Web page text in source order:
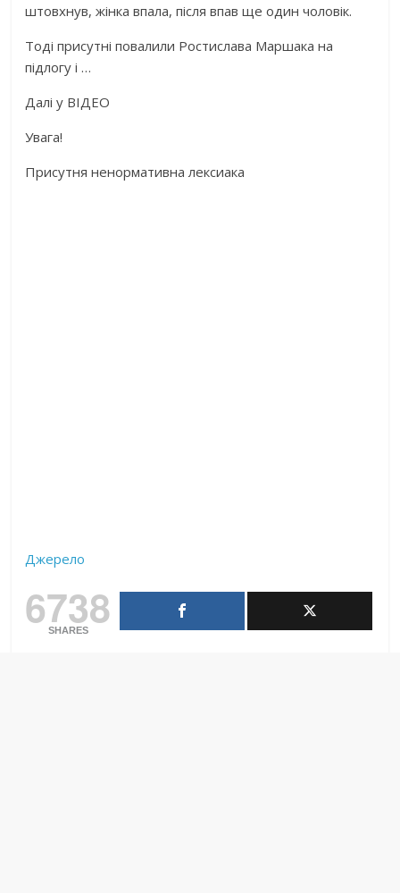
штовхнув, жінка впала, після впав ще один чоловік.
Тоді присутні повалили Ростислава Маршака на
підлогу і …
Далі у ВІДЕО
Увага!
Присутня ненормативна лексиака
Джерело
6738
SHARES